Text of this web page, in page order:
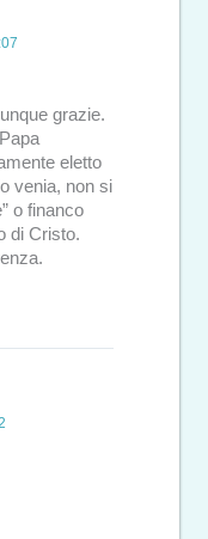
grazie.
eletto
venia, non si
o financo
di Cristo.